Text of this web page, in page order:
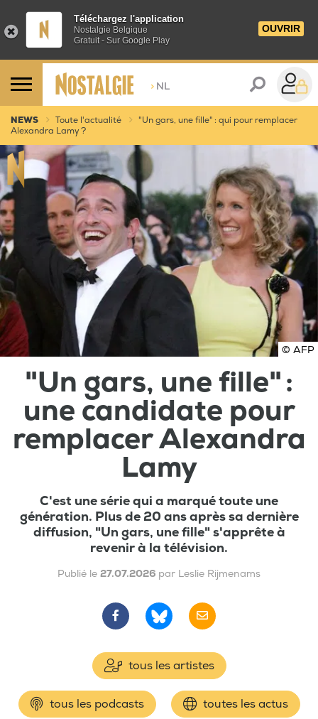
Téléchargez l'application
Nostalgie Belgique
Gratuit - Sur Google Play
OUVRIR
> NL
NEWS Toute l'actualité
"Un gars, une fille" : qui pour remplacer
Alexandra Lamy ?
© AFP
"Un gars, une fille" :
une candidate pour
remplacer Alexandra
Lamy
C'est une série qui a marqué toute une
génération. Plus de 20 ans après sa dernière
diffusion, "Un gars, une fille" s'apprête à
revenir à la télévision.
Publié le 27.07.2026 par Leslie Rijmenams
tous les artistes
tous les podcasts toutes les actus